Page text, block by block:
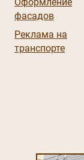
фасадов
Реклама на
транспорте